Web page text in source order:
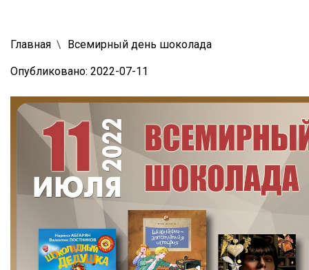
Главная Всемирный день шоколада
Опубликовано: 2022-07-11